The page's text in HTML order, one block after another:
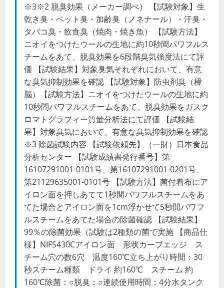
※3※2 脱臭効果（メーカー調べ） 【試験対象】生
乾き臭・ペット臭・加齢臭（ノネナール）・汗臭・
タバコ臭・飲食臭（焼肉・焼き魚） 【試験方法】
ニオイをつけたウールの生地に約10秒間パワフルス
チームをあて、脱臭効果を6段階臭気強度法にて評
価 【試験結果】対象臭気それぞれにおいて、有意
な臭気抑制効果を確認 【試験対象】防虫剤臭（樟
脳）【試験方法】ニオイをつけたウールの生地に約
10秒間パワフルスチームをあて、脱臭効果をガスク
ロマトグラフィー質量分析法にて評価 【試験結
果】対象臭気において、有意な臭気抑制効果を確認
※3 除菌試験内容 【試験依頼先】（一財）日本食品
分析センター 【試験成績書発行番号】第
16107291001-0101号、第16107291001-0201号、
第21129635001-0101号 【試験方法】菌付着布にア
イロン面を押しあてて1秒間パワフルスチームをあ
てた場合とアイロン面を1cm浮かせて5秒間パワフ
ルスチームをあてた場合の除菌確認 【試験結果】
99％の除菌効果（試験は2種類の菌で実施 【商品仕
様】NIFS430Cアイロン面 形状カーブエッジ ス
チーム穴の数6穴 温度160℃立ち上がり時間：30
秒スチーム種類 ドライ 約160℃ スチーム 約
160℃除菌：○脱臭：○連続使用時間：4分水タンク